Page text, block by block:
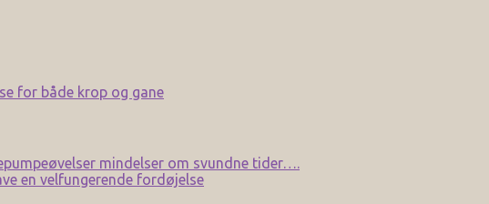
for både krop og gane
mindelser om svundne tider….
en velfungerende fordøjelse